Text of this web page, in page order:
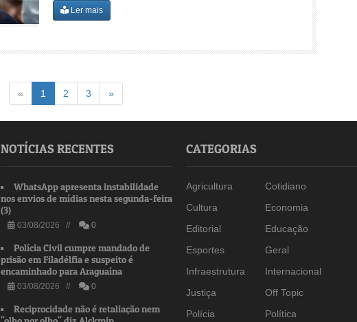
Ler mais
« Voltar1 (atual)
2 3 »Avançar
NOTÍCIAS RECENTES
WhatsApp apresenta instabilidade
nos envios de mídias nesta segunda-feira
(3)
03/08/2026 // 0
Polícia Civil cumpre mandado de
prisão em Filadélfia e suspeito é
encaminhado para Araguaína
03/08/2026 // 0
Reciprocidade não é retaliação nem
CATEGORIAS
Agricultura
Cotidiano
Cultura
Economia
Editorial
Educação
Esportes
Geral
Infraestrutura
Internacional
Justiça
Off Topic
Polícia
Política